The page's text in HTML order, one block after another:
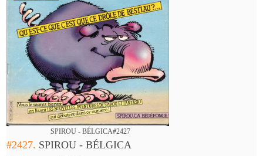
SPIROU - BÉLGICA#2427
#2427. SPIROU - BÉLGICA